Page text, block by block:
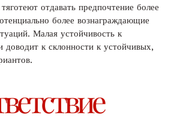
отдавать предпочтение более
более вознаграждающие
Малая устойчивость к
доводит к склонности к устойчивых,